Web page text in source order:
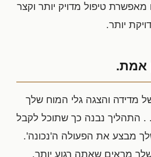
טיפול מדויק יותר וקצר
יותר.
אמת.
מדידה והצגה גלי המוח שלך
באמצעות מכשיר EEG. . התהליך נבנה כך שתוכל לקבל
מבצע את הפעולה ה'נכונה'.
מראים שאתה רגוע יותר,